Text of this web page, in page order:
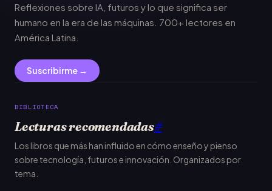
Reflexiones sobre IA, futuros y lo que significa ser
humano en la era de las máquinas. 700+ lectores en
América Latina.
Suscribirme →
BIBLIOTECA
Lecturas recomendadas#
Los libros que más han influido en cómo enseño y pienso
sobre tecnología, futuros e innovación. Organizados por
tema.